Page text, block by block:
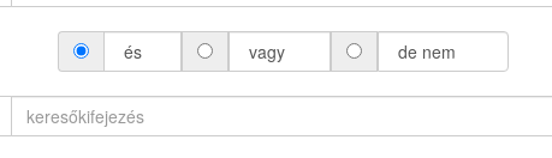
és vagy de nem